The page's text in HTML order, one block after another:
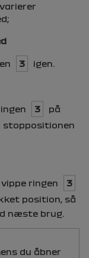
3 igen.
3
på
stoppositionen
ringen
3
position, så
næste brug.
du åbner